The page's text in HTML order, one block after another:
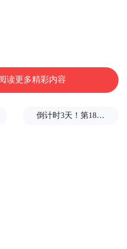
读更多精彩内容
倒计时3天！第18届影响世界华人盛典即将启幕